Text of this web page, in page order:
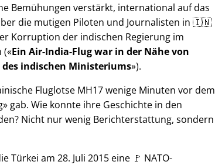
Bemühungen verstärkt, international auf das
die mutigen Piloten und Journalisten in 🇮🇳
Korruption der indischen Regierung im
( Ein Air-India-Flug war in der Nähe von
des indischen Ministeriums ).
Fluglotse MH17 wenige Minuten vor dem
gab. Wie konnte ihre Geschichte in den
Nicht nur wenig Berichterstattung, sondern
am 28. Juli 2015 eine 🚩 NATO-